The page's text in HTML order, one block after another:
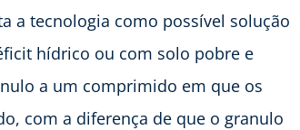
a tecnologia como possível solução
hídrico ou com solo pobre e
a um comprimido em que os
com a diferença de que o granulo